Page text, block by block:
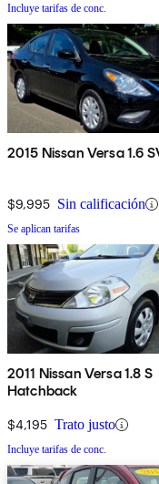
Incluye tarifas de conc.
2015 Nissan Versa 1.6
$9,995 Sin calificación
Se aplican tarifas
2011 Nissan Versa 1.8 S
Hatchback
$4,195 Trato justo
Incluye tarifas de conc.